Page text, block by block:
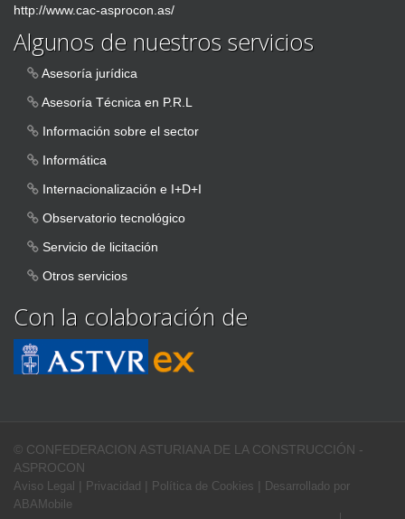
http://www.cac-asprocon.as/
Algunos de nuestros servicios
Asesoría jurídica
Asesoría Técnica en P.R.L
Información sobre el sector
Informática
Internacionalización e I+D+I
Observatorio tecnológico
Servicio de licitación
Otros servicios
Con la colaboración de
© CONFEDERACION ASTURIANA DE LA CONSTRUCCIÓN -
ASPROCON
Aviso Legal | Privacidad | Política de Cookies | Desarrollado por
ABAMobile